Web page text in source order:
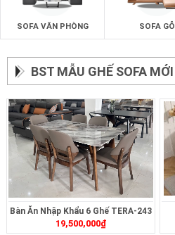
SOFA VĂN PHÒNG SOFA GỖ
BST MẪU GHẾ SOFA MỚI
Bàn Ăn Nhập Khẩu 6 Ghế TERA-243
19,500,000₫